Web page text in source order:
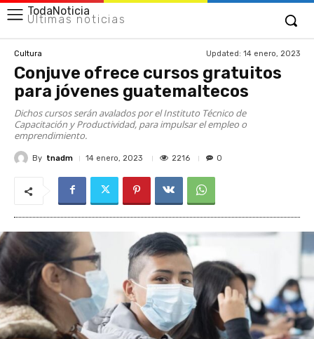
TodaNoticia
Últimas noticias
Cultura Updated: 14 enero, 2023
Conjuve ofrece cursos gratuitos
para jóvenes guatemaltecos
Dichos cursos serán avalados por el Instituto Técnico de
Capacitación y Productividad, para impulsar el empleo o
emprendimiento.
By tnadm 14 enero, 2023 2216 0